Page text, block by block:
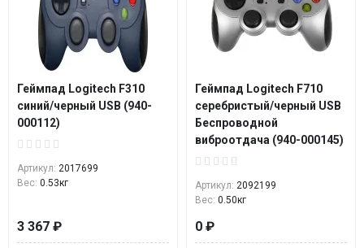
Геймпад Logitech F310
синий/черный USB (940-
000112)
Артикул: 2017699
Вес: 0.53кг
3 367 ₽
Геймпад Logitech F710
серебристый/черный USB
Беспроводной
виброотдача (940-000145)
Артикул: 2092199
Вес: 0.50кг
0 ₽